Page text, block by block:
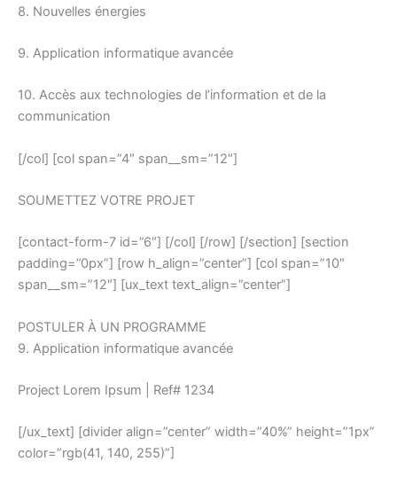
8. Nouvelles énergies
9. Application informatique avancée
10. Accès aux technologies de l’information et de la
communication
[/col] [col span=”4″ span__sm=”12″]
SOUMETTEZ VOTRE PROJET
[contact-form-7 id=”6″] [/col] [/row] [/section] [section
padding=”0px”] [row h_align=”center”] [col span=”10″
span__sm=”12″] [ux_text text_align=”center”]
POSTULER À UN PROGRAMME
9. Application informatique avancée
Project Lorem Ipsum | Ref# 1234
[/ux_text] [divider align=”center” width=”40%” height=”1px”
color=”rgb(41, 140, 255)”]